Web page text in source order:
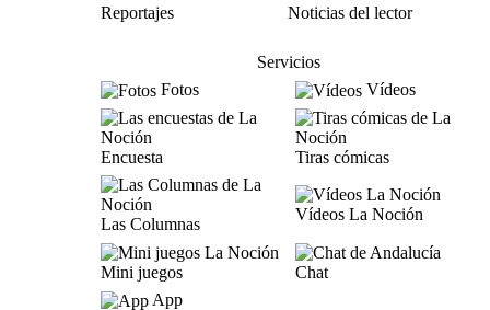
Reportajes
Noticias del lector
Servicios
Fotos
Vídeos
Encuesta Tiras cómicas
Las Columnas
Vídeos La Noción
Mini juegos
Chat
App